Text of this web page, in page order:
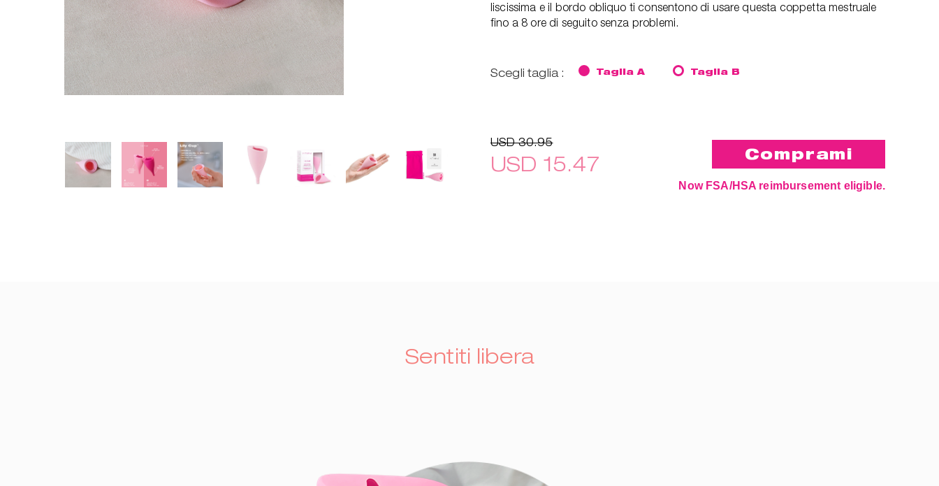
liscissima e il bordo obliquo ti consentono di usare questa coppetta mestruale
fino a 8 ore di seguito senza problemi.
Scegli taglia : Taglia A Taglia B
USD 30.95
USD 15.47
Now FSA/HSA reimbursement eligible.
Sentiti libera